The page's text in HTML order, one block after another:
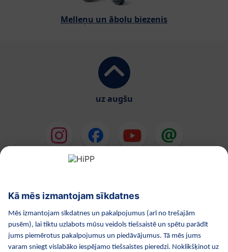
Melleņu un ābolu biezenis
uz augšu
HiPP Mazuļa ēdināšana
HiPP Kosmētika
HiPP Grūtniecība
Privātuma politika Lietošanas noteikumi